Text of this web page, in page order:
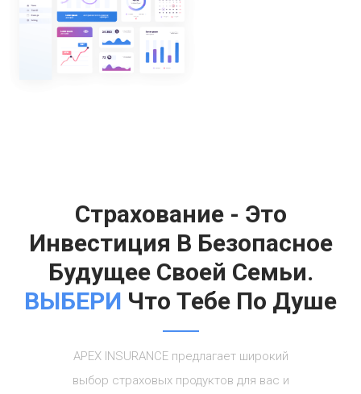
Страхование - Это
Инвестиция В Безопасное
Будущее Своей Семьи.
ВЫБЕРИ Что Тебе По Душе
APEX INSURANCE предлагает широкий
выбор страховых продуктов для вас и